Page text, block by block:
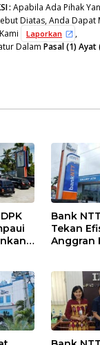
: Apabila Ada Pihak
Diatas, Anda Dapat
Laporkan
,
Dalam Pasal (1)
Bank
Tekan
Anggran